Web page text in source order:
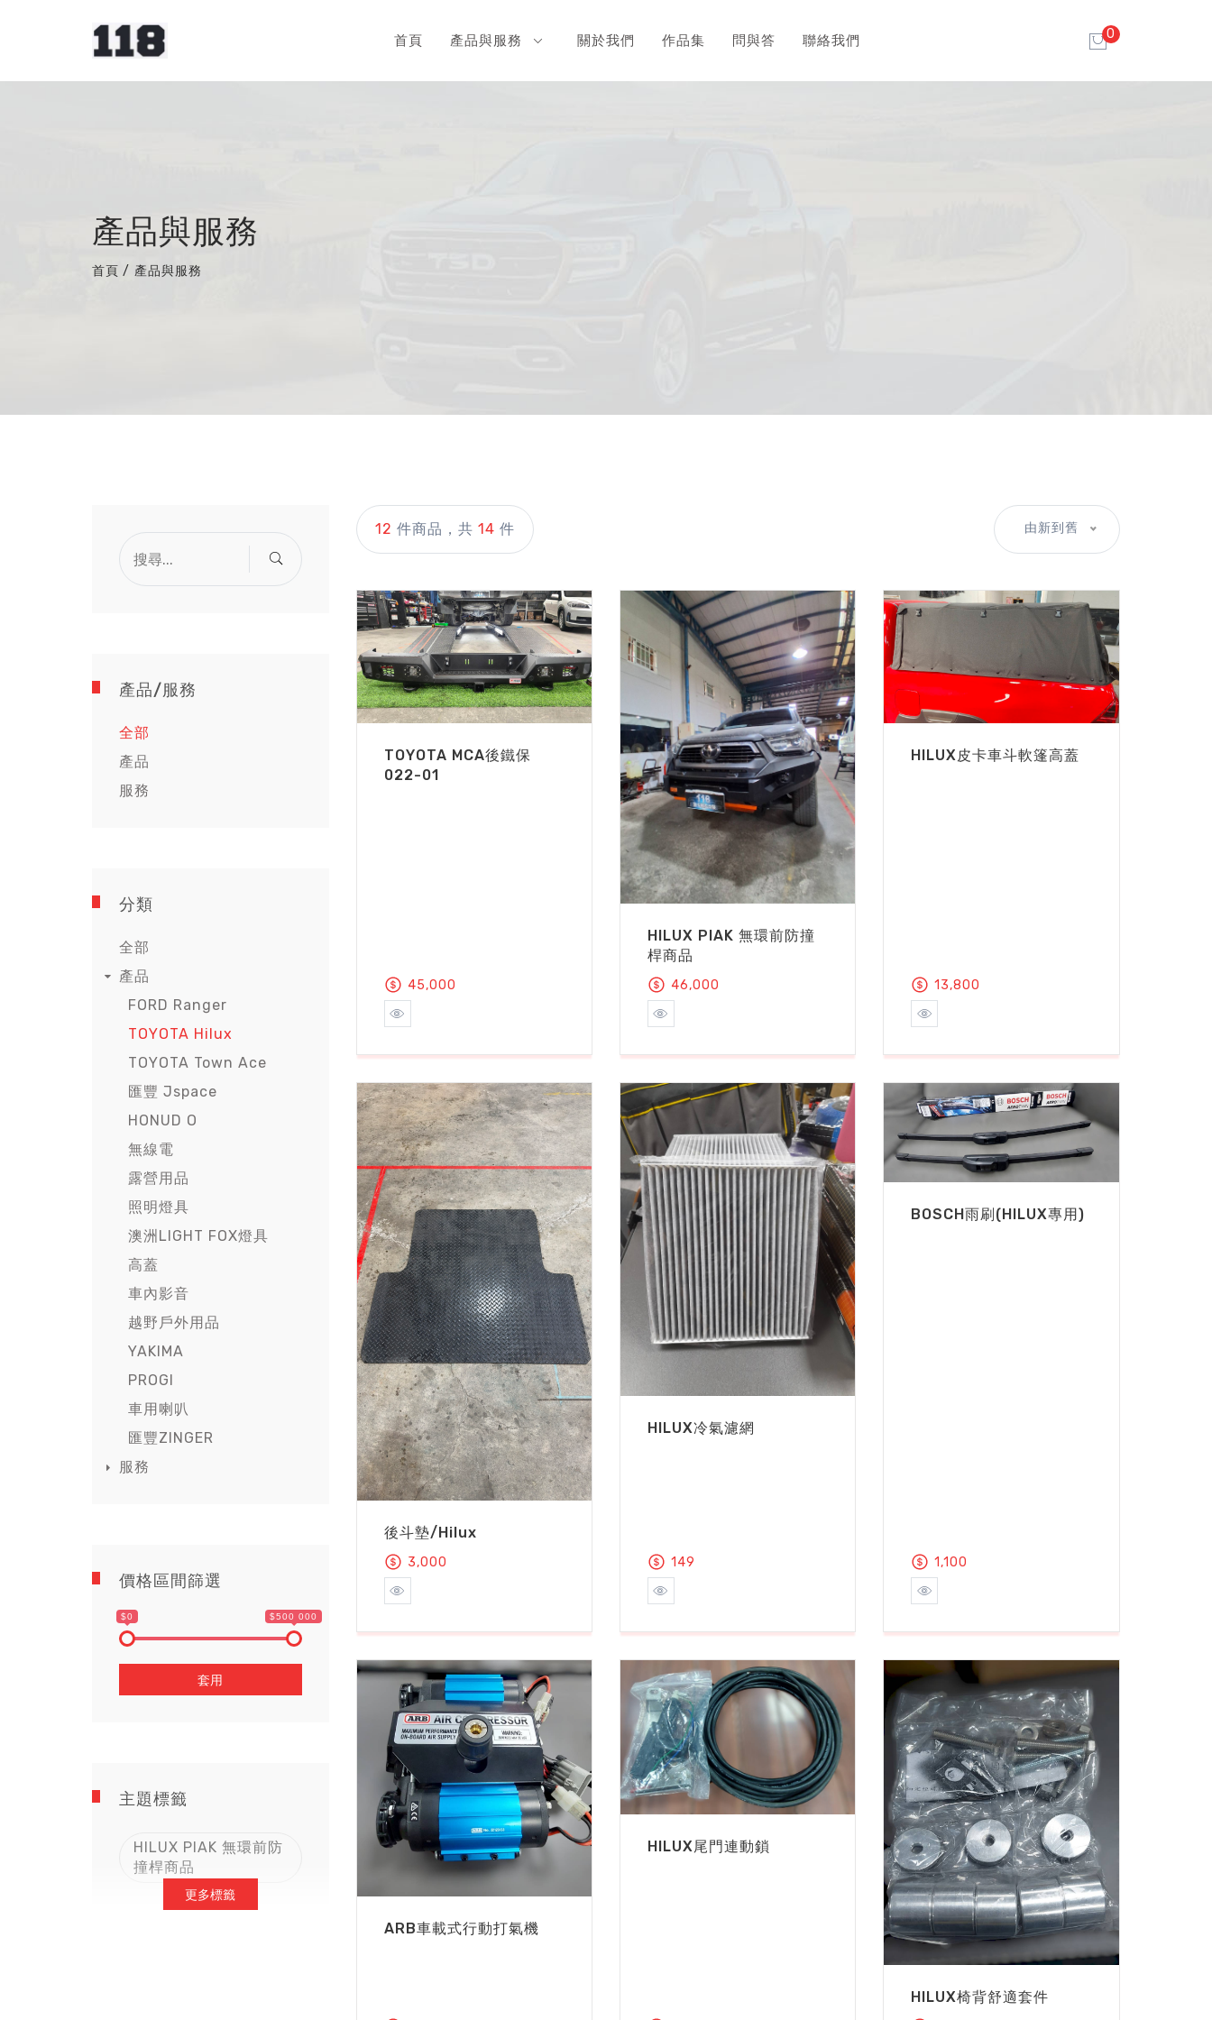
首頁 產品與服務 關於我們 作品集 問與答 聯絡我們 0
產品與服務
首頁 / 產品與服務
產品/服務
全部
產品
服務
分類
全部
產品
FORD Ranger
TOYOTA Hilux
TOYOTA Town Ace
匯豐 Jspace
HONUD O
無線電
露營用品
照明燈具
澳洲LIGHT FOX燈具
高蓋
車內影音
越野戶外用品
YAKIMA
PROGI
車用喇叭
匯豐ZINGER
服務
價格區間篩選
$0 $500 000
套用
主題標籤
HILUX PIAK 無環前防
撞桿商品
更多標籤
12 件商品，共 14 件 由新到舊
TOYOTA MCA後鐵保
022-01
45,000
HILUX PIAK 無環前防撞
桿商品
46,000
HILUX皮卡車斗軟篷高蓋
13,800
後斗墊/Hilux
3,000
HILUX冷氣濾網
149
BOSCH雨刷(HILUX專用)
1,100
ARB車載式行動打氣機
HILUX尾門連動鎖
HILUX椅背舒適套件